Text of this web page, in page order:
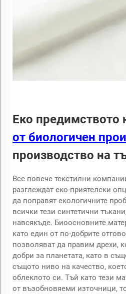
Еко предимството
от биологичен
производство на
Все повече текстилни
разглеждат еко-приятелски
да поправят екологичните
всички тези синтетични
навсякъде. Биоосновните
като един от по-добрите
позволяват да правим дрехи,
добри за планетата, като в
същото ниво на качество,
облеклото си. Тъй като тези
от възобновяеми източници,